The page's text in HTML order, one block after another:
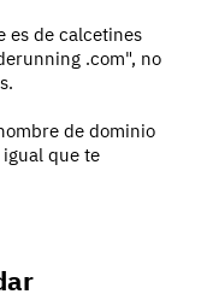
es de calcetines
.com", no
de dominio
que te